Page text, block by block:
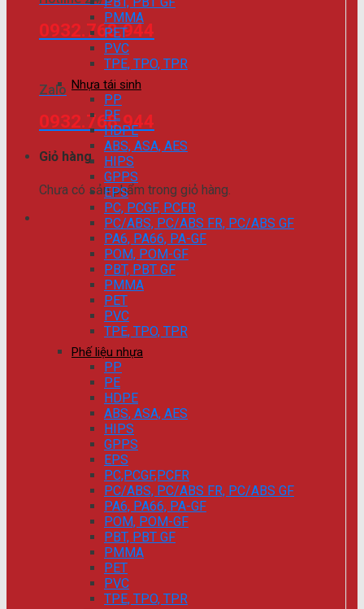
0932.768.944
Zalo
0932.768.944
Giỏ hàng
Chưa có sản phẩm trong giỏ hàng.
PMMA
PET
PVC
TPE, TPO, TPR
Nhựa tái sinh
PP
PE
HDPE
ABS, ASA, AES
HIPS
GPPS
EPS
PC, PCGF, PCFR
PC/ABS, PC/ABS FR, PC/ABS GF
PA6, PA66, PA-GF
POM, POM-GF
PBT, PBT GF
PMMA
PET
PVC
TPE, TPO, TPR
Phế liệu nhựa
PP
PE
HDPE
ABS, ASA, AES
HIPS
GPPS
EPS
PC,PCGF,PCFR
PC/ABS, PC/ABS FR, PC/ABS GF
PA6, PA66, PA-GF
POM, POM-GF
PBT, PBT GF
PMMA
PET
PVC
TPE, TPO, TPR